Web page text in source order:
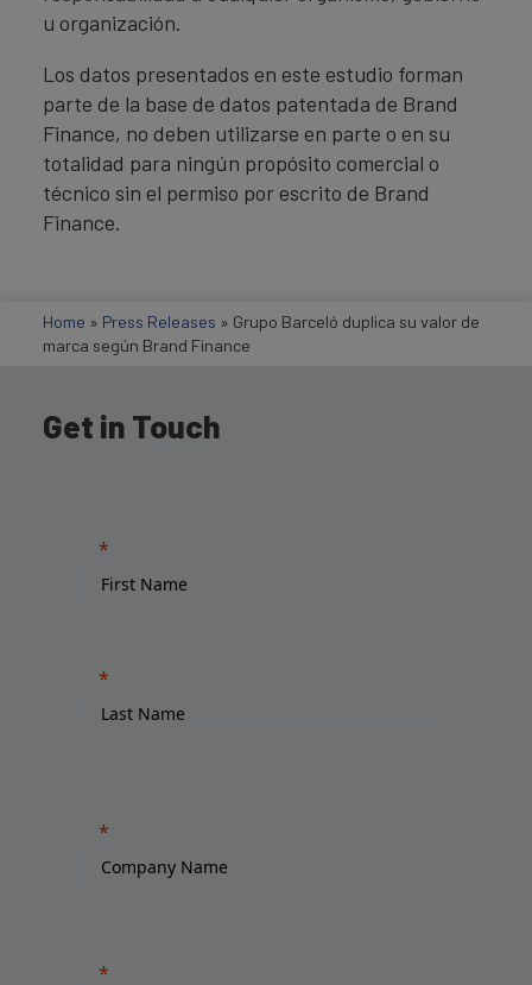
u organización.
Los datos presentados en este estudio forman
parte de la base de datos patentada de Brand
Finance, no deben utilizarse en parte o en su
totalidad para ningún propósito comercial o
técnico sin el permiso por escrito de Brand
Finance.
Home » Press Releases » Grupo Barceló duplica su valor de
marca según Brand Finance
Get in Touch